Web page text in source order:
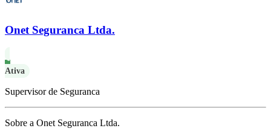
Onet Seguranca Ltda.
Ativa
Supervisor de Seguranca
Sobre a Onet Seguranca Ltda.